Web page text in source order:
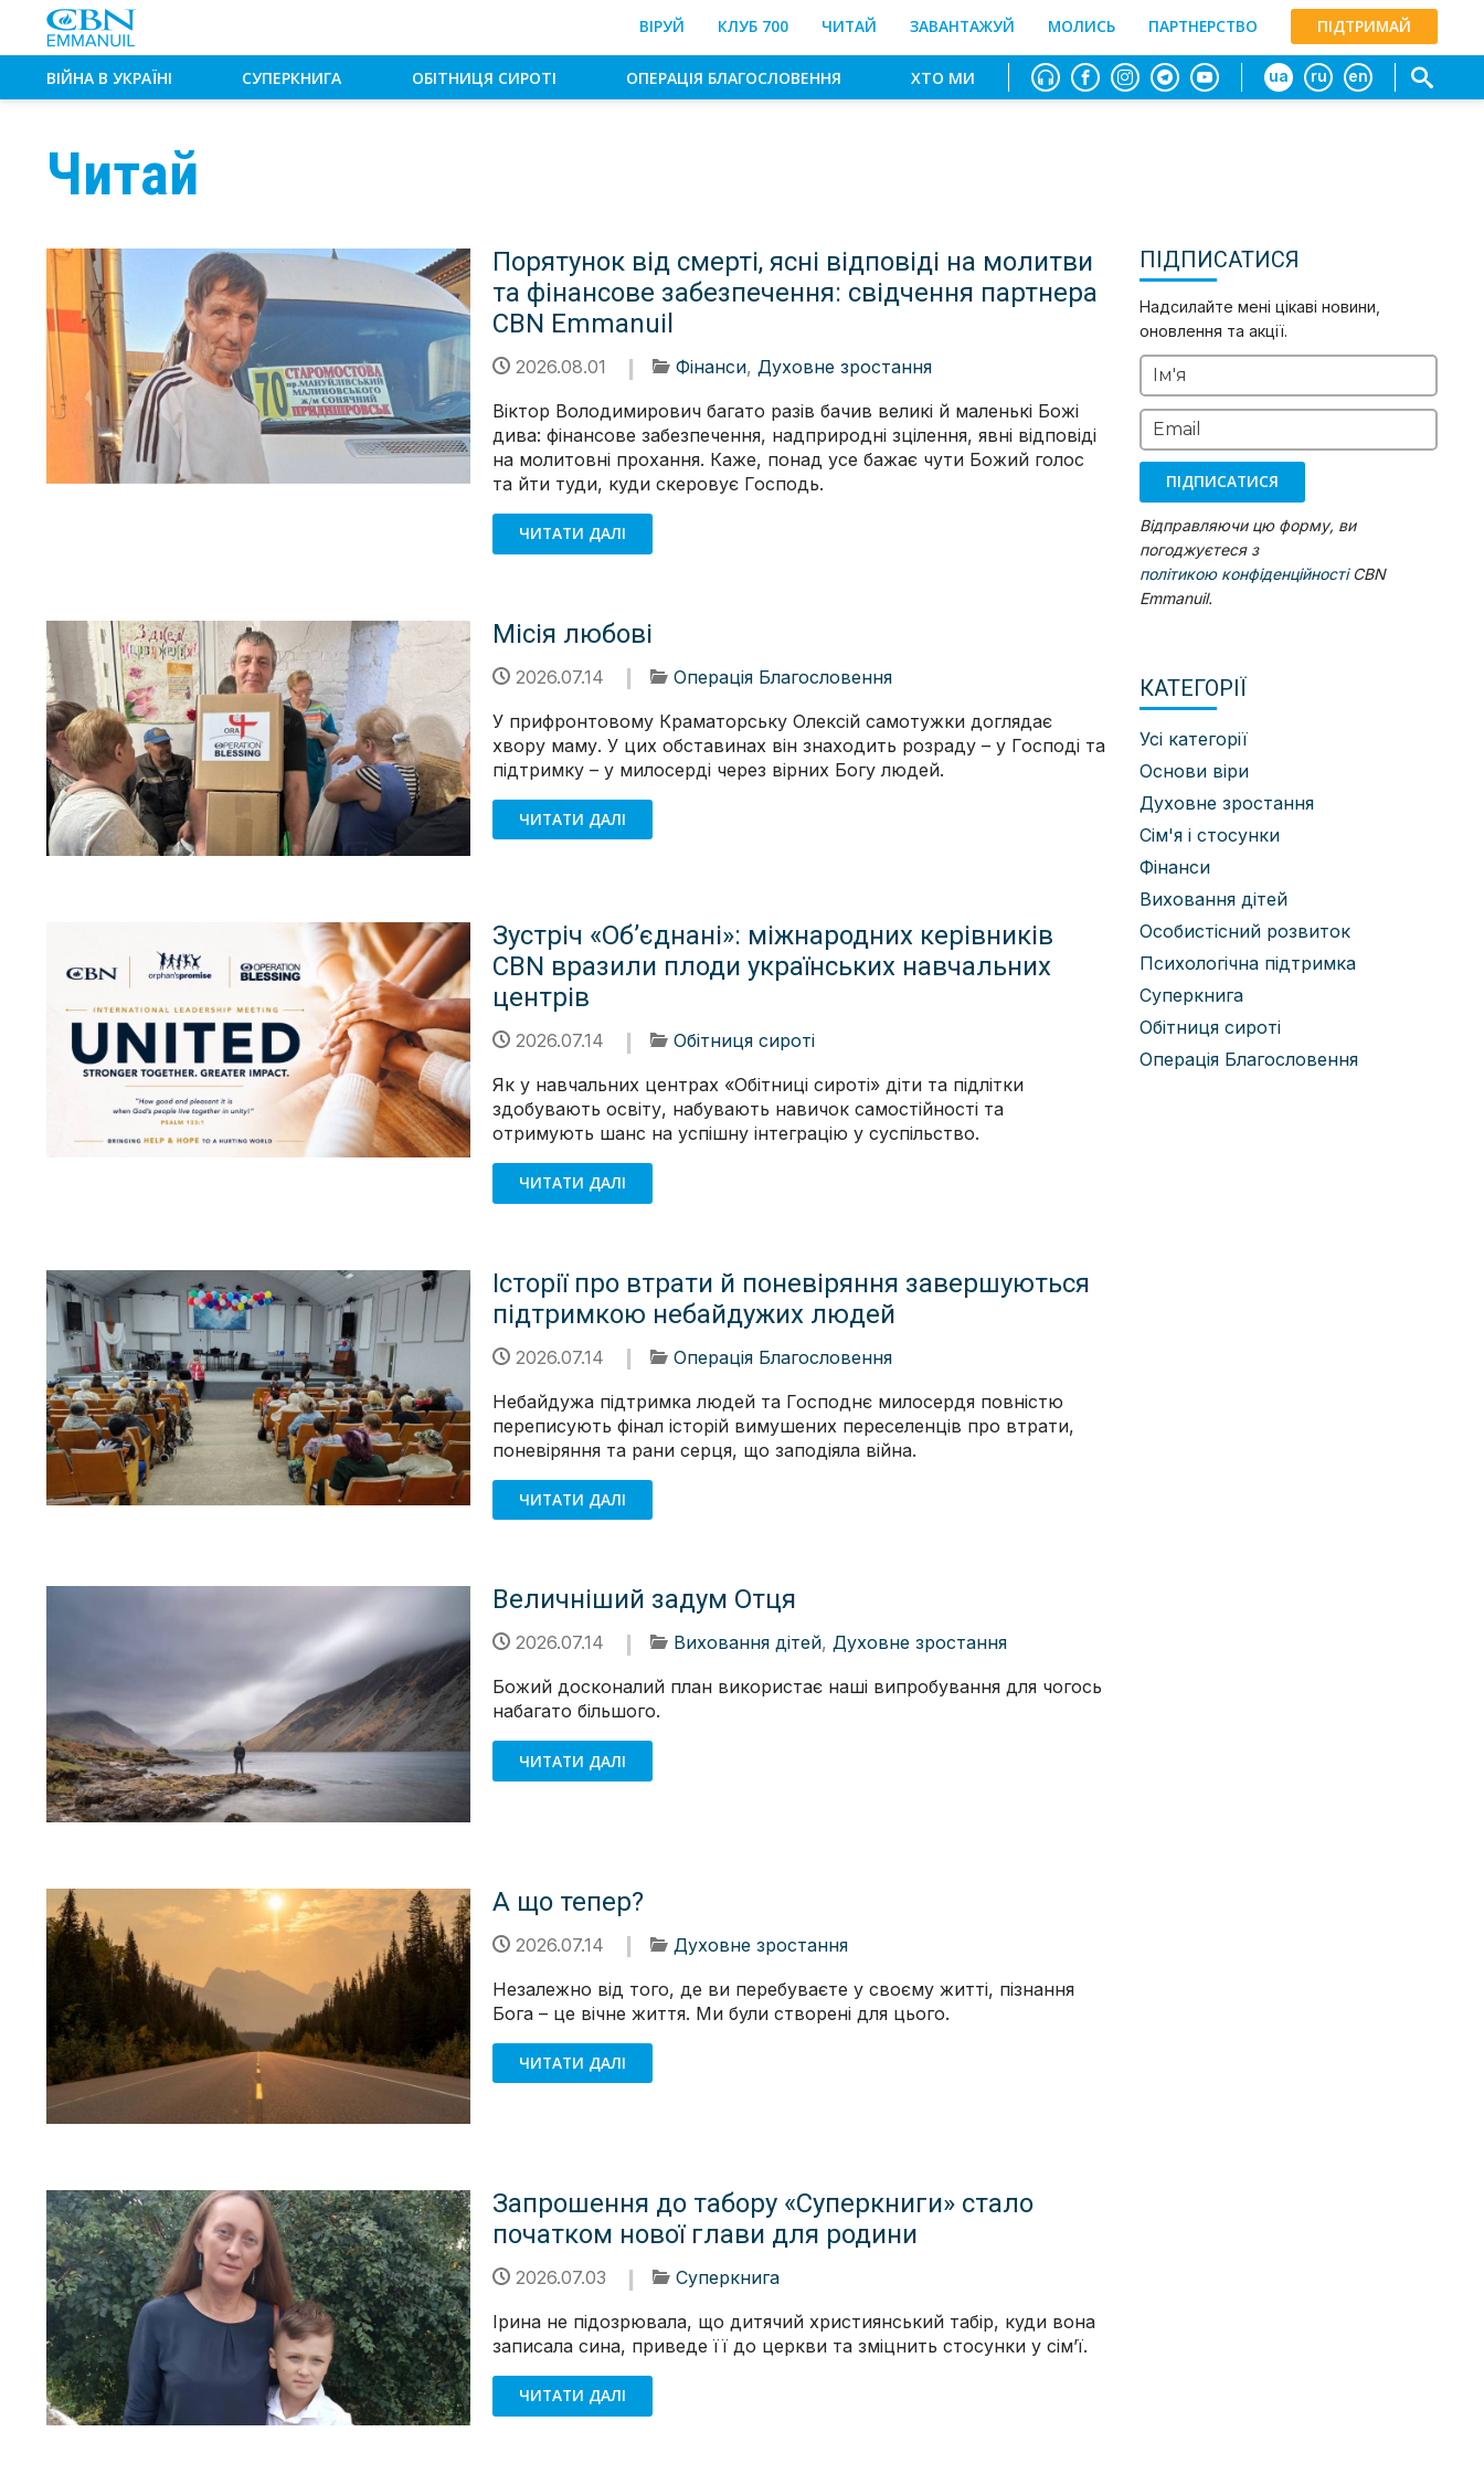
ВІРУЙ КЛУБ 700 ЧИТАЙ ЗАВАНТАЖУЙ МОЛИСЬ ПАРТНЕРСТВО ПІДТРИМАЙ
ВІЙНА В УКРАЇНІ СУПЕРКНИГА ОБІТНИЦЯ СИРОТІ ОПЕРАЦІЯ БЛАГОСЛОВЕННЯ ХТО МИ ua ru en
Читай
Порятунок від смерті, ясні відповіді на молитви
та фінансове забезпечення: свідчення партнера
CBN Emmanuil
2026.08.01 Фінанси, Духовне зростання
Віктор Володимирович багато разів бачив великі й маленькі Божі
дива: фінансове забезпечення, надприродні зцілення, явні відповіді
на молитовні прохання. Каже, понад усе бажає чути Божий голос
та йти туди, куди скеровує Господь.
ЧИТАТИ ДАЛІ
Місія любові
2026.07.14
Операція Благословення
У прифронтовому Краматорську Олексій самотужки доглядає
хвору маму. У цих обставинах він знаходить розраду – у Господі та
підтримку – у милосерді через вірних Богу людей.
ЧИТАТИ ДАЛІ
Зустріч «Об’єднані»: міжнародних керівників
CBN вразили плоди українських навчальних
центрів
2026.07.14
Обітниця сироті
Як у навчальних центрах «Обітниці сироті» діти та підлітки
здобувають освіту, набувають навичок самостійності та
отримують шанс на успішну інтеграцію у суспільство.
ЧИТАТИ ДАЛІ
Історії про втрати й поневіряння завершуються
підтримкою небайдужих людей
2026.07.14
Операція Благословення
Небайдужа підтримка людей та Господнє милосердя повністю
переписують фінал історій вимушених переселенців про втрати,
поневіряння та рани серця, що заподіяла війна.
ЧИТАТИ ДАЛІ
Величніший задум Отця
2026.07.14 Виховання дітей, Духовне зростання
Божий досконалий план використає наші випробування для чогось
набагато більшого.
ЧИТАТИ ДАЛІ
А що тепер?
2026.07.14
Духовне зростання
Незалежно від того, де ви перебуваєте у своєму житті, пізнання
Бога – це вічне життя. Ми були створені для цього.
ЧИТАТИ ДАЛІ
Запрошення до табору «Суперкниги» стало
початком нової глави для родини
2026.07.03
Суперкнига
Ірина не підозрювала, що дитячий християнський табір, куди вона
записала сина, приведе її до церкви та зміцнить стосунки у сімʼї.
ЧИТАТИ ДАЛІ
ПІДПИСАТИСЯ
Надсилайте мені цікаві новини,
оновлення та акції.
Ім'я
Email
ПІДПИСАТИСЯ
Відправляючи цю форму, ви
погоджуєтеся з
політикою конфіденційностіCBN
Emmanuil.
КАТЕГОРІЇ
Усі категорії
Основи віри
Духовне зростання
Сім'я і стосунки
Фінанси
Виховання дітей
Особистісний розвиток
Психологічна підтримка
Суперкнига
Обітниця сироті
Операція Благословення